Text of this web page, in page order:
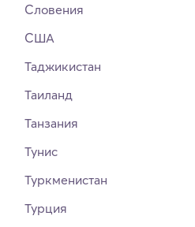
Словения
США
Таджикистан
Таиланд
Танзания
Тунис
Туркменистан
Турция